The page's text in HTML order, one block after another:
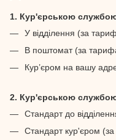
1. Кур'єрською
У відділення (за
В поштомат (за
Кур’єром на вашу
2. Кур'єрською
Стандарт до
Стандарт кур'єром